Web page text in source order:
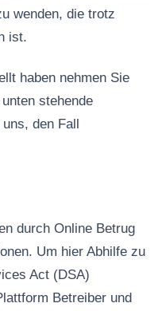
wenden, die trotz
ist.
haben nehmen Sie
stehende
den Fall
durch Online Betrug
Um hier Abhilfe zu
Act (DSA)
Betreiber und